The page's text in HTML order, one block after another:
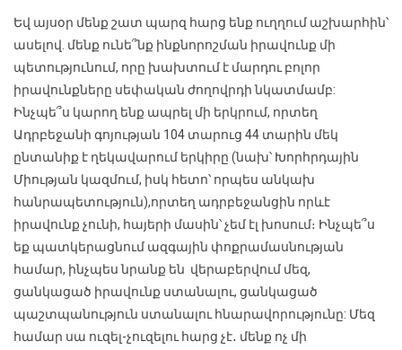
Եվ այսօր մենք շատ պարզ հարց ենք ուղղում աշխարհին՝
ասելով. մենք ունե՞նք ինքնորոշման իրավունք մի
պետությունում, որը խախտում է մարդու բոլոր
իրավունքները սեփական ժողովրդի նկատմամբ:
Ինչպե՞ս կարող ենք ապրել մի երկրում, որտեղ
Ադրբեջանի գոյության 104 տարուց 44 տարին մեկ
ընտանիք է ղեկավարում երկիրը (նախ՝ Խորհրդային
Միության կազմում, իսկ հետո՝ որպես անկախ
հանրապետություն),որտեղ ադրբեջանցին որևէ
իրավունք չունի, հայերի մասին՝ չեմ էլ խոսում։ Ինչպե՞ս
եք պատկերացնում ազգային փոքրամասնության
համար, ինչպես նրանք են վերաբերվում մեզ,
ցանկացած իրավունք ստանալու, ցանկացած
պաշտպանություն ստանալու հնարավորությունը: Մեզ
համար սա ուզել-չուզելու հարց չէ․ մենք ոչ մի